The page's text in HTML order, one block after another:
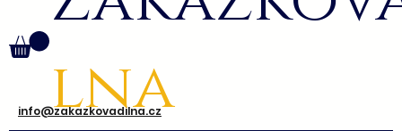
info@zakazkovadilna.cz
lna